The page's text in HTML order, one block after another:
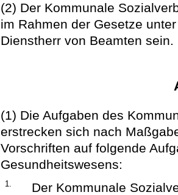
(2) Der Kommunale
im Rahmen der Gesetze
Dienstherr von Beamten sein.
(1) Die Aufgaben des
erstrecken sich nach
Vorschriften auf folgende
Gesundheitswesens:
1.
Der Kommunale